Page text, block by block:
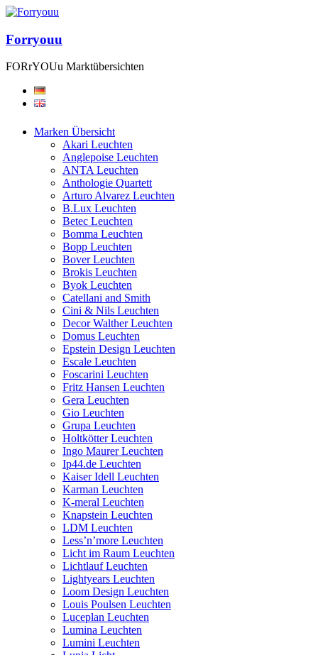
Forryouu
FORrYOUu Marktübersichten
Marken Übersicht
Akari Leuchten
Anglepoise Leuchten
ANTA Leuchten
Anthologie Quartett
Arturo Alvarez Leuchten
B.Lux Leuchten
Betec Leuchten
Bomma Leuchten
Bopp Leuchten
Bover Leuchten
Brokis Leuchten
Byok Leuchten
Catellani and Smith
Cini & Nils Leuchten
Decor Walther Leuchten
Domus Leuchten
Epstein Design Leuchten
Escale Leuchten
Foscarini Leuchten
Fritz Hansen Leuchten
Gera Leuchten
Gio Leuchten
Grupa Leuchten
Holtkötter Leuchten
Ingo Maurer Leuchten
Ip44.de Leuchten
Kaiser Idell Leuchten
Karman Leuchten
K-meral Leuchten
Knapstein Leuchten
LDM Leuchten
Less’n’more Leuchten
Licht im Raum Leuchten
Lichtlauf Leuchten
Lightyears Leuchten
Loom Design Leuchten
Louis Poulsen Leuchten
Luceplan Leuchten
Lumina Leuchten
Lumini Leuchten